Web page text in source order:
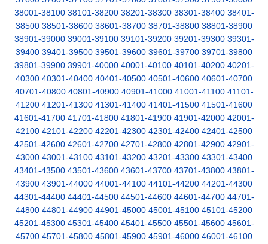
38001-38100 38101-38200 38201-38300 38301-38400 38401-
38500 38501-38600 38601-38700 38701-38800 38801-38900
38901-39000 39001-39100 39101-39200 39201-39300 39301-
39400 39401-39500 39501-39600 39601-39700 39701-39800
39801-39900 39901-40000 40001-40100 40101-40200 40201-
40300 40301-40400 40401-40500 40501-40600 40601-40700
40701-40800 40801-40900 40901-41000 41001-41100 41101-
41200 41201-41300 41301-41400 41401-41500 41501-41600
41601-41700 41701-41800 41801-41900 41901-42000 42001-
42100 42101-42200 42201-42300 42301-42400 42401-42500
42501-42600 42601-42700 42701-42800 42801-42900 42901-
43000 43001-43100 43101-43200 43201-43300 43301-43400
43401-43500 43501-43600 43601-43700 43701-43800 43801-
43900 43901-44000 44001-44100 44101-44200 44201-44300
44301-44400 44401-44500 44501-44600 44601-44700 44701-
44800 44801-44900 44901-45000 45001-45100 45101-45200
45201-45300 45301-45400 45401-45500 45501-45600 45601-
45700 45701-45800 45801-45900 45901-46000 46001-46100